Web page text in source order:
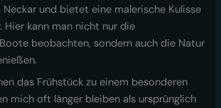
und bietet eine malerische Kulisse
Hier kann man nicht nur die
beobachten, sondern auch die Natur
das Frühstück zu einem besonderen
mich oft länger bleiben als ursprünglich